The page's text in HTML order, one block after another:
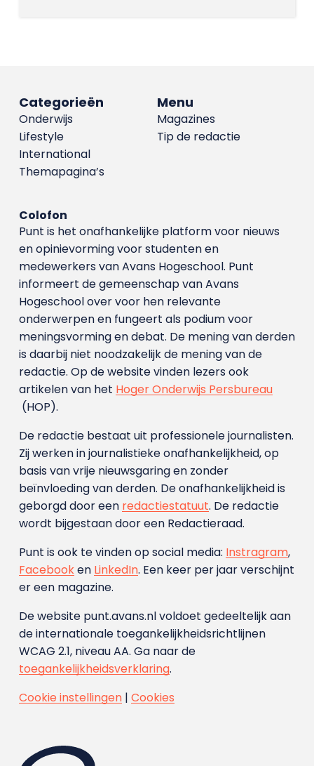
Menu
Magazines
Tip de redactie
Categorieën
Onderwijs
Lifestyle
International
Themapagina’s
Colofon
Punt is het onafhankelijke platform voor nieuws
en opinievorming voor studenten en
medewerkers van Avans Hoge­school. Punt
informeert de gemeenschap van Avans
Hogeschool over voor hen relevante
onderwerpen en fungeert als podium voor
meningsvorming en debat. De mening van derden
is daarbij niet noodzakelijk de mening van de
redactie. Op de website vinden lezers ook
artikelen van het Hoger Onderwijs Persbureau
(HOP).
De redactie bestaat uit professionele journalisten.
Zij werken in journalistieke onafhankelijkheid, op
basis van vrije nieuwsgaring en zonder
beïnvloeding van derden. De onafhankelijkheid is
geborgd door een redactiestatuut. De redactie
wordt bijgestaan door een Redactieraad.
Punt is ook te vinden op social media: Instragram,
Facebooken LinkedIn. Een keer per jaar verschijnt
er een magazine.
De website punt.avans.nl voldoet gedeeltelijk aan
de internationale toegankelijkheidsrichtlijnen
WCAG 2.1, niveau AA. Ga naar de
toegankelijkheidsverklaring.
Cookie instellingen| Cookies